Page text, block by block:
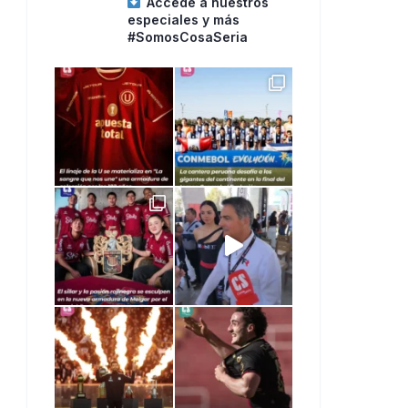
especiales y más
#SomosCosaSeria